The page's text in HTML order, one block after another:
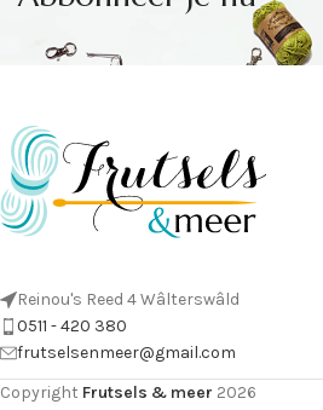
Reinou's Reed 4 Wâlterswâld
0511 - 420 380
frutselsenmeer@gmail.com
Copyright Frutsels & meer 2026